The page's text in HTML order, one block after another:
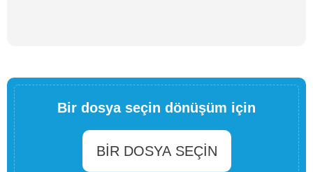
Bir dosya seçin dönüşüm için
BIR DOSYA SEÇIN